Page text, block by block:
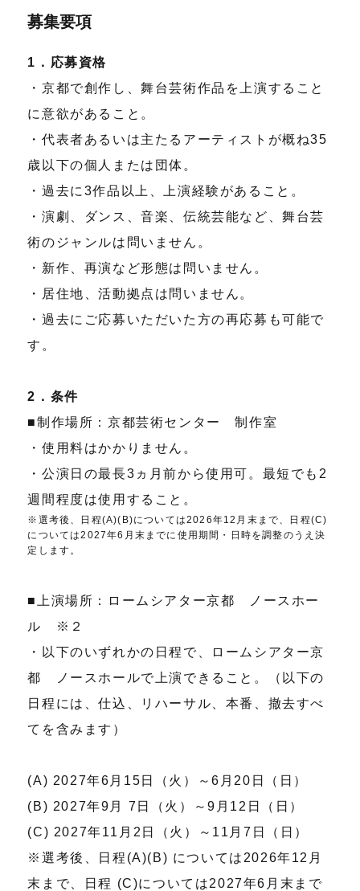
募集要項
1．応募資格
・京都で創作し、舞台芸術作品を上演すること
に意欲があること。
・代表者あるいは主たるアーティストが概ね35
歳以下の個人または団体。
・過去に3作品以上、上演経験があること。
・演劇、ダンス、音楽、伝統芸能など、舞台芸
術のジャンルは問いません。
・新作、再演など形態は問いません。
・居住地、活動拠点は問いません。
・過去にご応募いただいた方の再応募も可能で
す。
2．条件
■制作場所：京都芸術センター 制作室
・使用料はかかりません。
・公演日の最長3ヵ月前から使用可。最短でも2
週間程度は使用すること。
※選考後、日程(A)(B)については2026年12月末まで、日程(C)
については2027年6月末までに使用期間・日時を調整のうえ決
定します。
■上演場所：ロームシアター京都 ノースホー
ル ※２
・以下のいずれかの日程で、ロームシアター京
都 ノースホールで上演できること。（以下の
日程には、仕込、リハーサル、本番、撤去すべ
てを含みます）
(A) 2027年6月15日（火）～6月20日（日）
(B) 2027年9月 7日（火）～9月12日（日）
(C) 2027年11月2日（火）～11月7日（日）
※選考後、日程(A)(B) については2026年12月
末まで、日程 (C)については2027年6月末まで